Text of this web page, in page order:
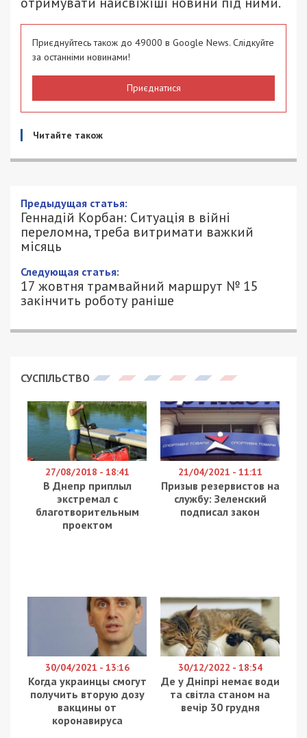
Приєднуйтесь також до 49000 в Google News. Слідкуйте
за останніми новинами!
Приєднатися
Читайте також
Геннадій Корбан: Ситуація в війні
переломна, треба витримати важкий
місяць
16/10/2022 - 13:32
ПЕТРО ЩУКІН - СПЕЦИАЛЬНО ДЛЯ
49000.COM.UA
13379
Війна проти російських окупантів дуже мінлива.
безпілотників. Про те, що треба знати українцям
нашим військовим з тилу розповів керівник штабу
оборони Дніпра Геннадій Корбан в ефірі
телеканалу ДніпроTV.
– Окрім загроз ядерною зброєю, відправлення
на фронт «чмобиків» без мінімальної
підготовки, варварської руйнації нашої
інфраструктури, останніми тижнями ворог
«відзначився» ще й засилкою зіркових
обіцяють закрити небо. У зв’язку з цим, як
загалом Ви бачите ситуацію на війні? На кого
працює час прямо зараз, за ​​ким ініціатива, чи
відбувся довгоочікуваний перелом?
– Дивіться, я особисто мало звертаю уваги на
всіх цих миролюбців, які намагаються розповісти,
чий Крим чи хто кому що має віддати. Я взагалі
не звертаю уваги на них і навіть не коментую, це
мені не цікаво. Ці люди не живуть в Україні,